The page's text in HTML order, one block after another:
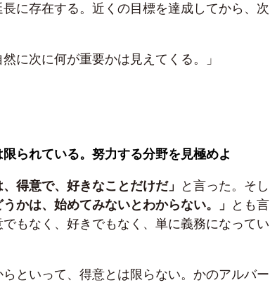
に存在する。近くの目標を達成してから、次
に次に何が重要かは見えてくる。」
られている。努力する分野を見極めよ
、得意で、好きなことだけだ」
と言った。そし
うかは、始めてみないとわからない。」
とも言
もなく、好きでもなく、単に義務になってい
といって、得意とは限らない。かのアルバー